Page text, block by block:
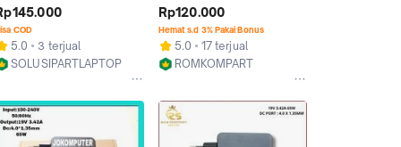
A456u A456UR
4.0X1.35mm
BOX
COD
5.0
3 terjual
SOLUSIPARTLAPTOP
ORIGINAL Laptop Asus
A456U A456 A456UR
A456UQ
Rp120.000
Hemat s.d 3% Pakai Bonus
5.0
17 terjual
ROMKOMPART